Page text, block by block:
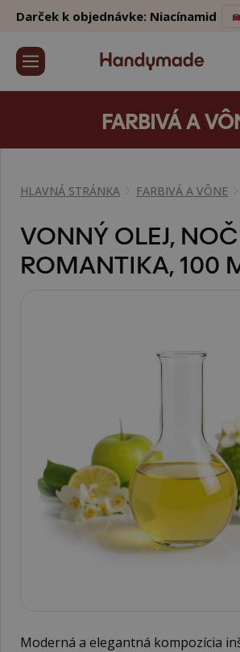
Darček k objednávke: Niacínamid
FARBIVÁ A
HLAVNÁ STRÁNKA FARBIVÁ A VÔNE
VONNÝ OLEJ,
ROMANTIKA, 100
Moderná a elegantná kompozícia